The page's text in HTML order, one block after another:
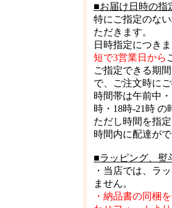
■お届け日時の指
特にご指定のな
ただきます。
日時指定につき
短で3営業日から
ご指定できる期
で、ご注文時に
時間帯は午前中
時・18時-21時
ただし時間を指
時間内に配達が
■ラッピング、熨
・当店では、ラ
ません。
・納品書の同梱